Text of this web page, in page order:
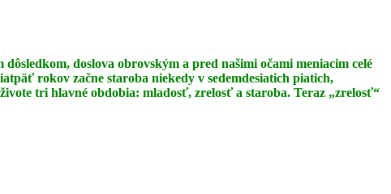
doslova obrovským a pred našimi očami meniacim celé
rokov začne staroba niekedy v sedemdesiatich piatich,
tri hlavné obdobia: mladosť, zrelosť a staroba. Teraz „zrelosť“